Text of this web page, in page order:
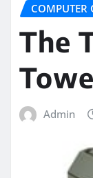
COMPUTER
The
Admin